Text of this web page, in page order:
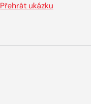
Přehrát ukázku